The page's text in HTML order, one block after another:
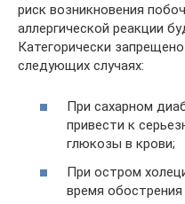
риск возникновения
аллергической реакции
Категорически
следующих случаях:
При сахарном
привести к
глюкозы в крови;
При остром
время обострения